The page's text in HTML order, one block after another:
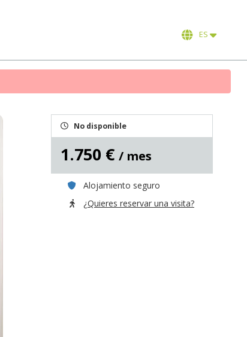
ES
No disponible
1.750 € / mes
Alojamiento seguro
¿Quieres reservar una visita?